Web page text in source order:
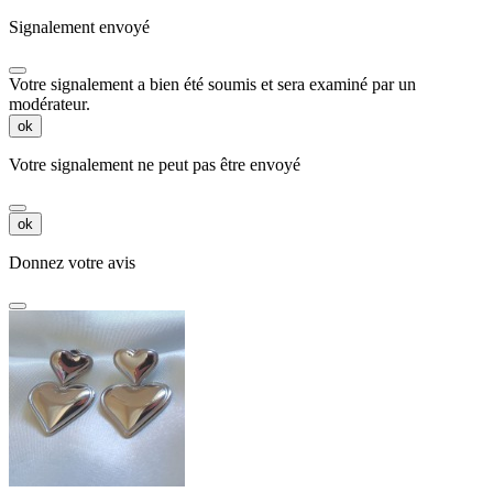
Signalement envoyé
Votre signalement a bien été soumis et sera examiné par un
modérateur.
ok
Votre signalement ne peut pas être envoyé
ok
Donnez votre avis